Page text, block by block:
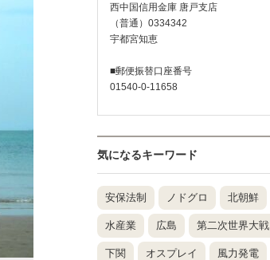
西中国信用金庫 唐戸支店
（普通）0334342
宇都宮知恵
■郵便振替口座番号
01540-0-11658
気になるキーワード
安保法制 ノドグロ 北朝鮮
水産業 広島 第二次世界大戦
下関 オスプレイ 風力発電